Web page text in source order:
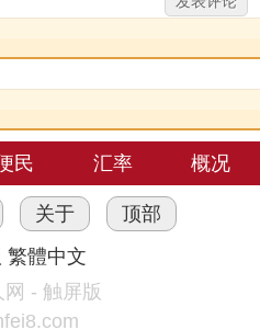
民 汇率 概况
关于
顶部
繁體中文
- 触屏版